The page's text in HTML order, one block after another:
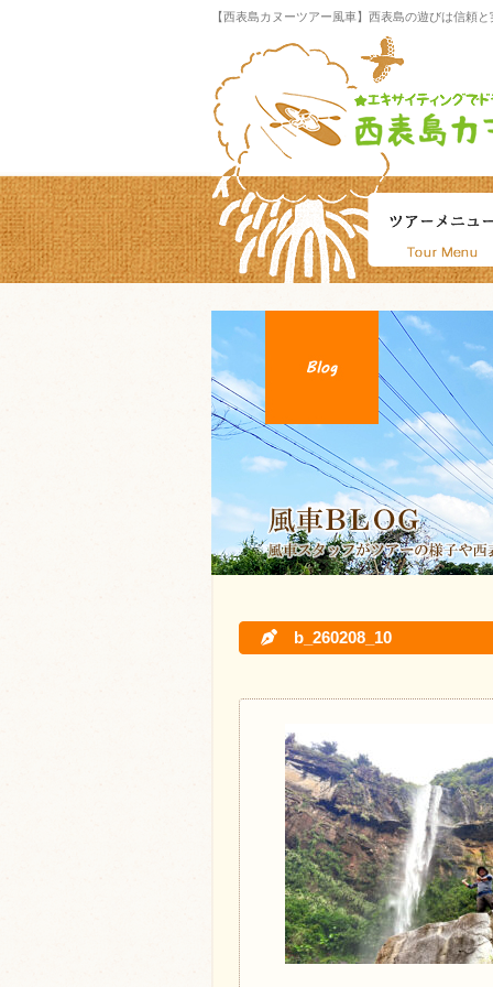
【西表島カヌーツアー風車】西表島の遊びは信頼
b_260208_10